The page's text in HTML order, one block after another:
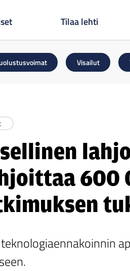
Tilaa lehti
Visailut
600